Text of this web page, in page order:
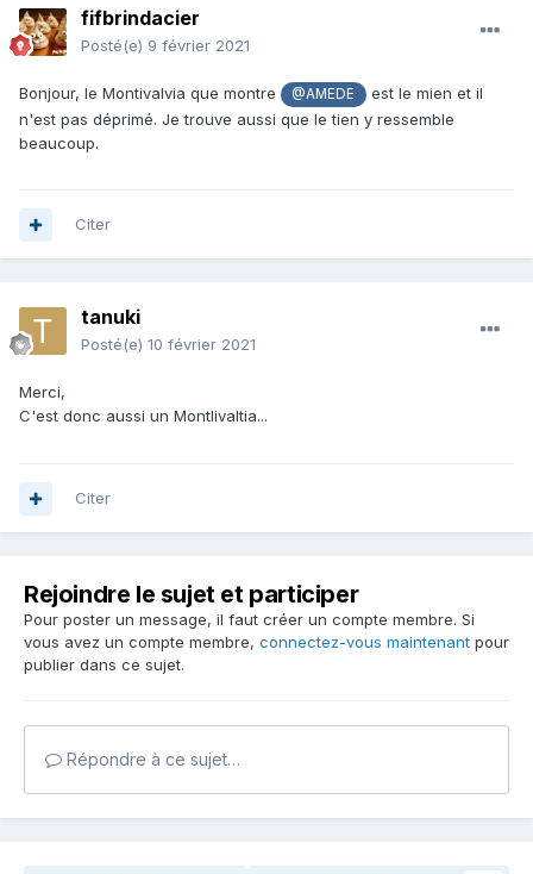
fifbrindacier
Posté(e) 9 février 2021
Bonjour, le Montivalvia que montre @AMEDE
est le mien et il
n'est pas déprimé. Je trouve aussi que le tien y ressemble
beaucoup.
Citer
tanuki
Posté(e) 10 février 2021
Merci,
C'est donc aussi un Montlivaltia...
Citer
Rejoindre le sujet et participer
Pour poster un message, il faut créer un compte membre. Si
vous avez un compte membre, connectez-vous maintenant pour
publier dans ce sujet.
Répondre à ce sujet…